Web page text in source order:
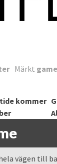
Märkt
kommer
vägen till